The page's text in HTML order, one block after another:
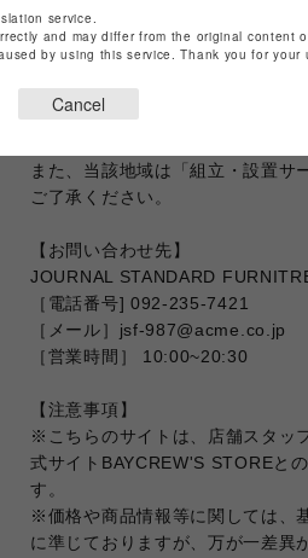
【配送】
アートセッティングデリバリー・
送料・・・4400円
※沖縄県及び離島にお住まいの方
また、当該地域は「組立・設置サ
ご了承ください。
【お問い合わせ先】
JOURNAL STANDARD
［電話番号] 092-235-7421
［メール］jsf-987@acme.co.jp
［営業時間］ 10:00~20:30
【注意事項】
※こちらのサイトは、店舗スタッ
式サイトBAYCREW'S STOREと
す。
※価格や商品情報等に関しては、
に準じておりますが、万が一差異
service.
and may differ from the original content
by using this service. Thank you for your
Cancel